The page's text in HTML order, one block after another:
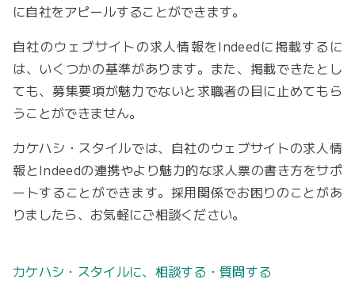
に自社をアピールすることができます。
自社のウェブサイトの求人情報をIndeedに掲載するに
は、いくつかの基準があります。また、掲載できたとし
ても、募集要項が魅力でないと求職者の目に止めてもら
うことができません。
カケハシ・スタイルでは、自社のウェブサイトの求人情
報とIndeedの連携やより魅力的な求人票の書き方をサポ
ートすることができます。採用関係でお困りのことがあ
りましたら、お気軽にご相談ください。
カケハシ・スタイルに、相談する・質問する